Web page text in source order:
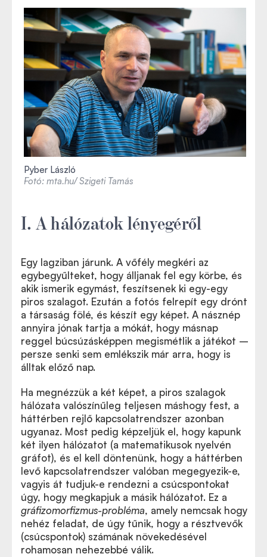
Pyber László
Fotó: mta.hu/ Szigeti Tamás
I. A hálózatok lényegéről
Egy lagziban járunk. A vőfély megkéri az
egybegyűlteket, hogy álljanak fel egy körbe, és
akik ismerik egymást, feszítsenek ki egy-egy
piros szalagot. Ezután a fotós felrepít egy drónt
a társaság fölé, és készít egy képet. A násznép
annyira jónak tartja a mókát, hogy másnap
reggel búcsúzásképpen megismétlik a játékot –
persze senki sem emlékszik már arra, hogy is
álltak előző nap.
Ha megnézzük a két képet, a piros szalagok
hálózata valószínűleg teljesen máshogy fest, a
háttérben rejlő kapcsolatrendszer azonban
ugyanaz. Most pedig képzeljük el, hogy kapunk
két ilyen hálózatot (a matematikusok nyelvén
gráfot), és el kell döntenünk, hogy a háttérben
levő kapcsolatrendszer valóban megegyezik-e,
vagyis át tudjuk-e rendezni a csúcspontokat
úgy, hogy megkapjuk a másik hálózatot. Ez a
gráfizomorfizmus-probléma, amely nemcsak hogy
nehéz feladat, de úgy tűnik, hogy a résztvevők
(csúcspontok) számának növekedésével
rohamosan nehezebbé válik.